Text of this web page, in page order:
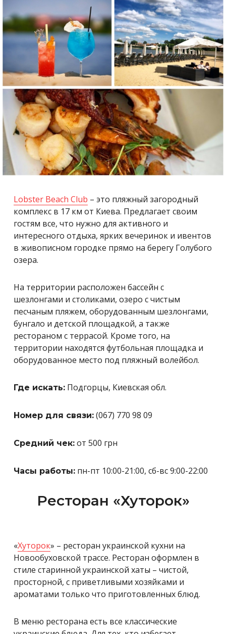
Lobster Beach Club – это пляжный загородный
комплекс в 17 км от Киева. Предлагает своим
гостям все, что нужно для активного и
интересного отдыха, ярких вечеринок и ивентов
в живописном городке прямо на берегу Голубого
озера.
На территории расположен бассейн с
шезлонгами и столиками, озеро с чистым
песчаным пляжем, оборудованным шезлонгами,
бунгало и детской площадкой, а также
рестораном с террасой. Кроме того, на
территории находятся футбольная площадка и
оборудованное место под пляжный волейбол.
Где искать: Подгорцы, Киевская обл.
Номер для связи: (067) 770 98 09
Средний чек: от 500 грн
Часы работы: пн-пт 10:00-21:00, сб-вс 9:00-22:00
Ресторан «Хуторок»
«Хуторок» – ресторан украинской кухни на
Новообуховской трассе. Ресторан оформлен в
стиле старинной украинской хаты – чистой,
просторной, с приветливыми хозяйками и
ароматами только что приготовленных блюд.
В меню ресторана есть все классические